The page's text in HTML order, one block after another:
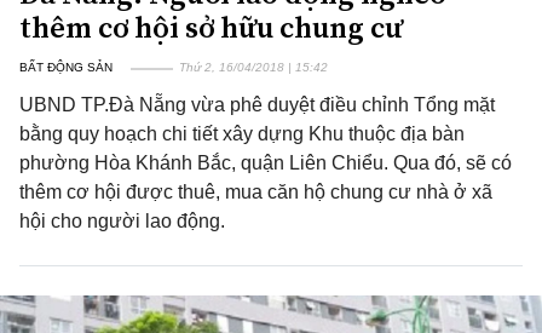
thêm cơ hội sở hữu chung cư
BẤT ĐỘNG SẢN Thứ 2, 16/04/2018 | 15:42
UBND TP.Đà Nẵng vừa phê duyệt điều chỉnh Tổng mặt
bằng quy hoạch chi tiết xây dựng Khu thuộc địa bàn
phường Hòa Khánh Bắc, quận Liên Chiểu. Qua đó, sẽ có
thêm cơ hội được thuê, mua căn hộ chung cư nhà ở xã
hội cho người lao động.